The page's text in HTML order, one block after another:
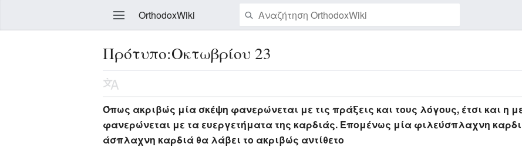
OrthodoxWiki
Επεξεργασία
Πρότυπο:Οκτωβρίου 23
Όπως ακριβώς μία σκέψη φανερώνεται με τις πράξεις και τους λόγους, έτσι και η
φανερώνεται με τα ευεργετήματα της καρδιάς. Επομένως μία φιλεύσπλαχνη
άσπλαχνη καρδιά θα λάβει το ακριβώς αντίθετο